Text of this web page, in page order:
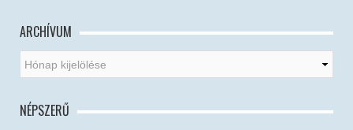
ARCHÍVUM
NÉPSZERŰ